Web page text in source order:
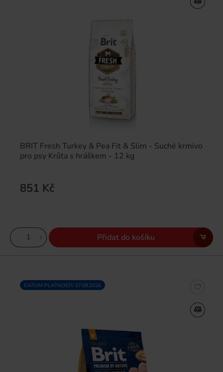
BRIT Fresh Turkey & Pea Fit & Slim - Suché krmivo
pro psy Krůta s hráškem - 12 kg
851 Kč
Přidat do košíku
DATUM PLATNOSTI: 27.09.2026